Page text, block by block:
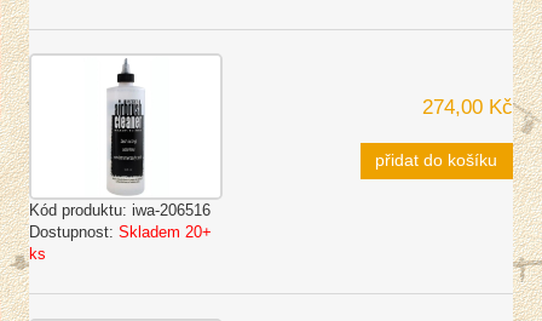
Kód produktu: iwa-206516
Dostupnost: Skladem 20+
ks
274,00 Kč
přidat do košíku